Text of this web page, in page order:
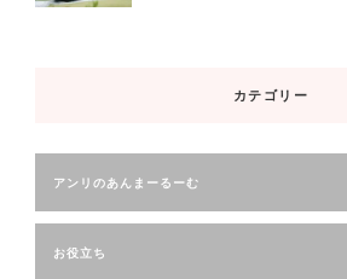
カテゴリー
アンリのあんまーるーむ
お役立ち